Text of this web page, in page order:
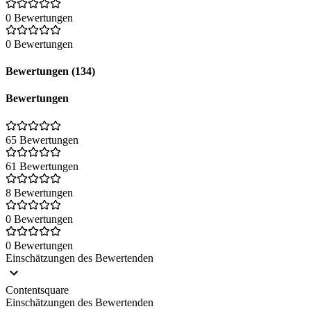
0 Bewertungen
0 Bewertungen
Bewertungen (134)
Bewertungen
65 Bewertungen
61 Bewertungen
8 Bewertungen
0 Bewertungen
0 Bewertungen
Einschätzungen des Bewertenden
Contentsquare
Einschätzungen des Bewertenden